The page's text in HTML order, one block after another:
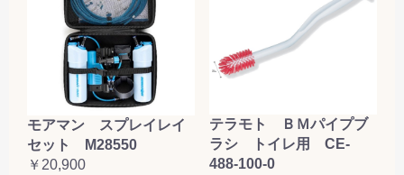
モアマン スプレイレイ
セット M28550
￥20,900
テラモト ＢＭパイプブ
ラシ トイレ用 CE-
488-100-0